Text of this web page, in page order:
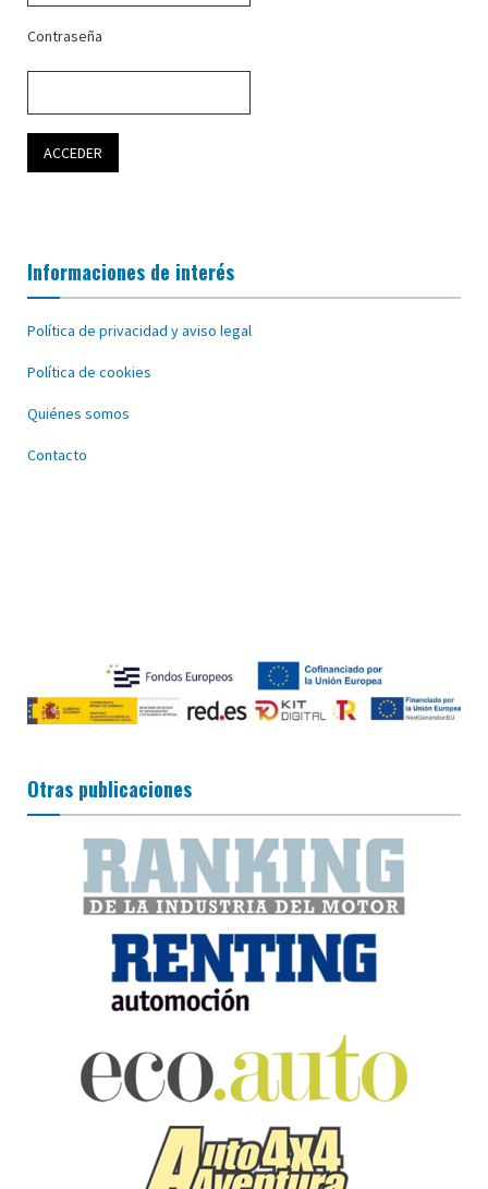
Contraseña
Informaciones de interés
Política de privacidad y aviso legal
Política de cookies
Quiénes somos
Contacto
Otras publicaciones